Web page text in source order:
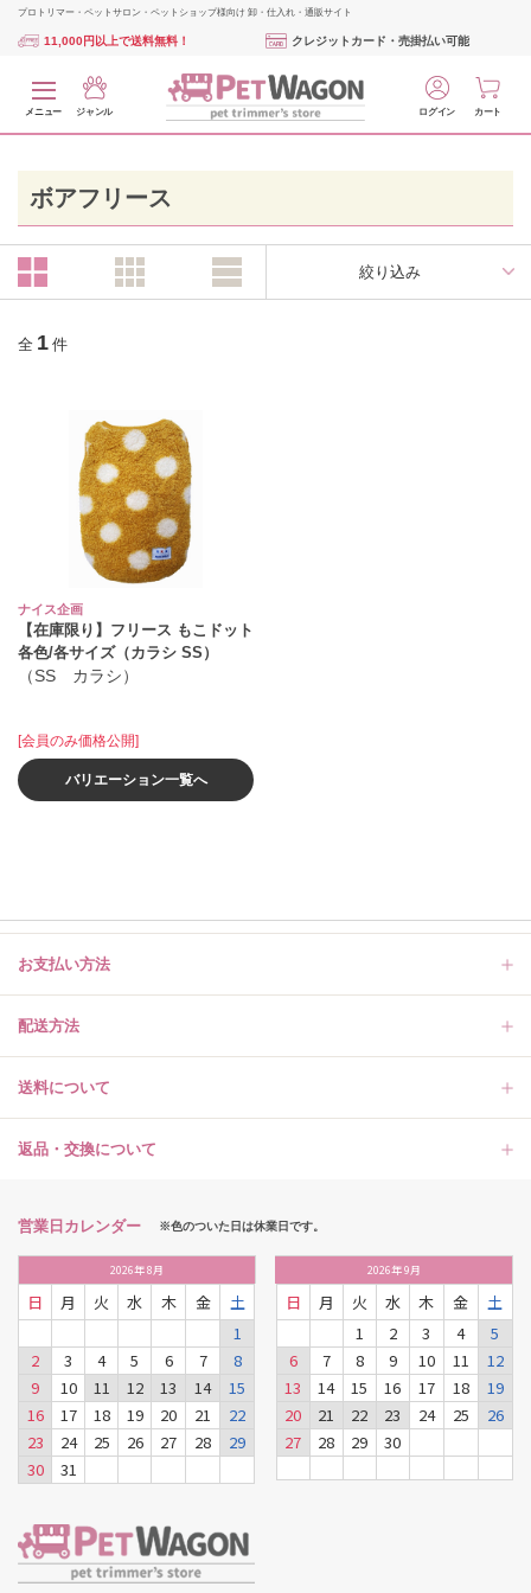
プロトリマー・ペットサロン・ペットショップ様向け 卸・仕入れ・通販サイト
11,000円以上で送料無料！ クレジットカード・売掛払い可能
メニュー ジャンル ログイン カート
ボアフリース
絞り込み
全 1 件
ナイス企画
【在庫限り】フリース もこドット
各色/各サイズ（カラシ SS）
（SS カラシ）
[会員のみ価格公開]
バリエーション一覧へ
お支払い方法
配送方法
送料について
返品・交換について
営業日カレンダー ※色のついた日は休業日です。
2026年8月
日 月 火 水 木 金
土
1
2
3 4 5 6 7
8
9
10 11 12 13 14
15
16
17 18 19 20 21
22
23
24 25 26 27 28
29
30
31
2026年9月
日 月 火 水 木 金
土
1
2 3 4
5
6
7 8 9 10 11
12
13
14 15 16 17 18
19
20
21 22 23 24 25
26
27
28 29 30